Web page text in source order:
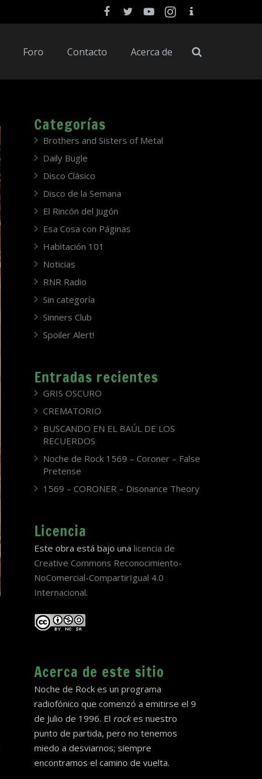
Foro Contacto Acerca de
Categorías
Brothers and Sisters of Metal
Daily Bugle
Disco Clásico
Disco de la Semana
El Rincón del Jugón
Esa Cosa con Páginas
Habitación 101
Noticias
RNR Radio
Sin categoría
Sinners Club
Spoiler Alert!
Entradas recientes
GRIS OSCURO
CREMATORIO
BUSCANDO EN EL BAÚL DE LOS
RECUERDOS
Noche de Rock 1569 – Coroner – False
Pretense
1569 – CORONER – Disonance Theory
Licencia
Este obra está bajo una licencia de
Creative Commons Reconocimiento-
NoComercial-CompartirIgual 4.0
Internacional.
Acerca de este sitio
Noche de Rock es un programa
radiofónico que comenzó a emitirse el 9
de Julio de 1996. El rockes nuestro
punto de partida, pero no tenemos
miedo a desviarnos; siempre
encontramos el camino de vuelta.